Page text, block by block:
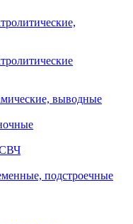
выводные
СВЧ
подстроечные